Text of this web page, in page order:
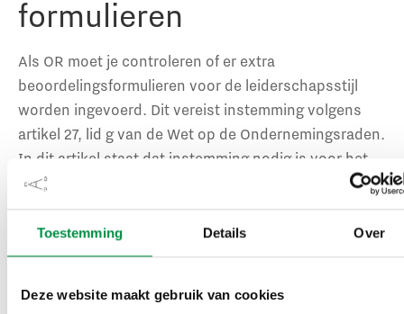
Toestemming Details Over
Deze website maakt gebruik van cookies
formulieren
Als OR moet je controleren of er extra
beoordelingsformulieren voor de leiderschapsstijl
worden ingevoerd. Dit vereist instemming volgens
artikel 27, lid g van de Wet op de Ondernemingsraden.
In dit artikel staat dat instemming nodig is voor het
wijzigen van formulieren, schriftelijke verslagen en
het recht van de beoordeelde persoon om zijn
mening te geven over de beoordeling en de
mogelijkheid van beroep, specifiek voor